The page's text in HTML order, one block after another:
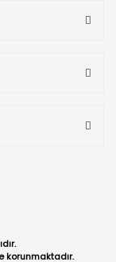
korunmaktadır.